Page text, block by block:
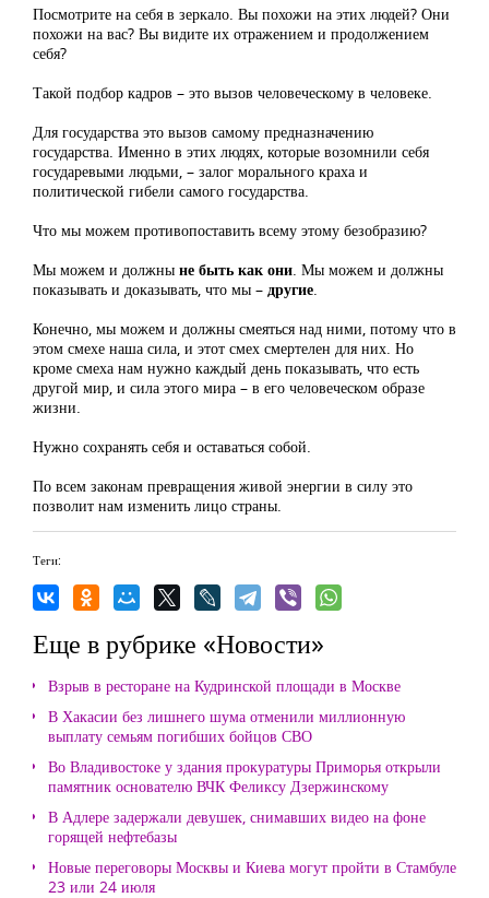
Посмотрите на себя в зеркало. Вы похожи на этих людей? Они
похожи на вас? Вы видите их отражением и продолжением
себя?
Такой подбор кадров – это вызов человеческому в человеке.
Для государства это вызов самому предназначению
государства. Именно в этих людях, которые возомнили себя
государевыми людьми, – залог морального краха и
политической гибели самого государства.
Что мы можем противопоставить всему этому безобразию?
Мы можем и должны не быть как они. Мы можем и должны
показывать и доказывать, что мы – другие.
Конечно, мы можем и должны смеяться над ними, потому что в
этом смехе наша сила, и этот смех смертелен для них. Но
кроме смеха нам нужно каждый день показывать, что есть
другой мир, и сила этого мира – в его человеческом образе
жизни.
Нужно сохранять себя и оставаться собой.
По всем законам превращения живой энергии в силу это
позволит нам изменить лицо страны.
Теги:
Еще в рубрике «Новости»
Взрыв в ресторане на Кудринской площади в Москве
В Хакасии без лишнего шума отменили миллионную
выплату семьям погибших бойцов СВО
Во Владивостоке у здания прокуратуры Приморья открыли
памятник основателю ВЧК Феликсу Дзержинскому
В Адлере задержали девушек, снимавших видео на фоне
горящей нефтебазы
Новые переговоры Москвы и Киева могут пройти в Стамбуле
23 или 24 июля